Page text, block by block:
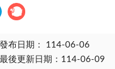
發布日期： 114-06-06
最後更新日期：114-06-09